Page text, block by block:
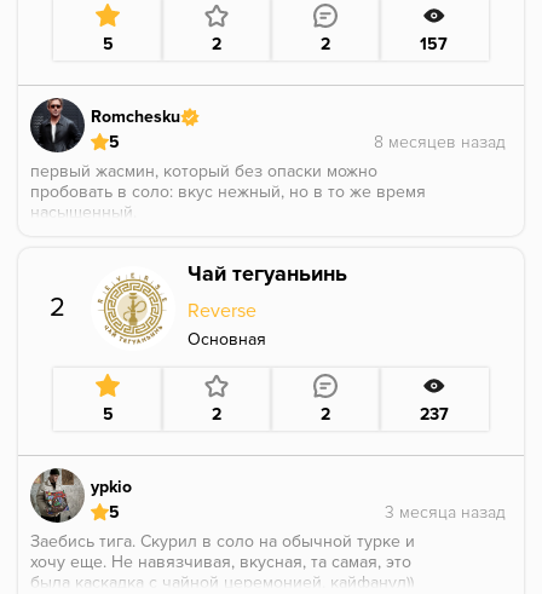
5 2 2 157
Romchesku
5
первый жасмин, который без опаски можно
пробовать в соло: вкус нежный, но в то же время
насыщенный.
2
Чай тегуаньинь
Reverse
Основная
5 2 2 237
ypkio
5
Заебись тига. Скурил в соло на обычной турке и
хочу еще. Не навязчивая, вкусная, та самая, это
была каскадка с чайной церемонией, кайфанул))